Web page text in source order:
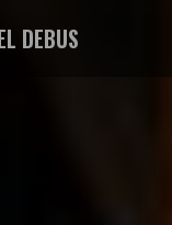
DEBUS